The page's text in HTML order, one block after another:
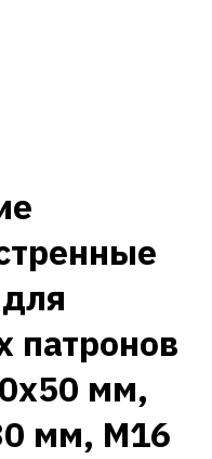
патронов
мм,
мм, М16